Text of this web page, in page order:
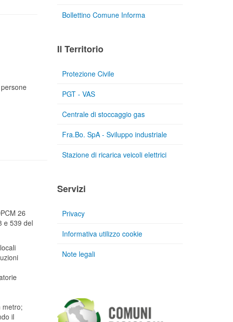
26
e 539 del
metro;
il
Bollettino Comune Informa
Il Territorio
Protezione Civile
PGT - VAS
Centrale di stoccaggio gas
Fra.Bo. SpA - Sviluppo industriale
Stazione di ricarica veicoli elettrici
Servizi
Privacy
Informativa utilizzo cookie
Note legali